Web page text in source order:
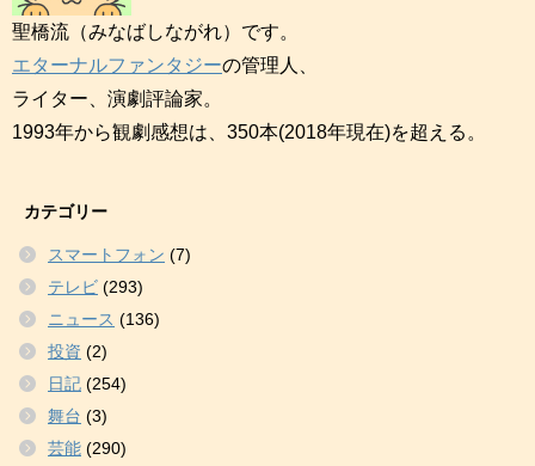
聖橋流（みなばしながれ）です。
エターナルファンタジーの管理人、
ライター、演劇評論家。
1993年から観劇感想は、350本(2018年現在)を超える。
カテゴリー
スマートフォン (7)
テレビ (293)
ニュース (136)
投資 (2)
日記 (254)
舞台 (3)
芸能 (290)